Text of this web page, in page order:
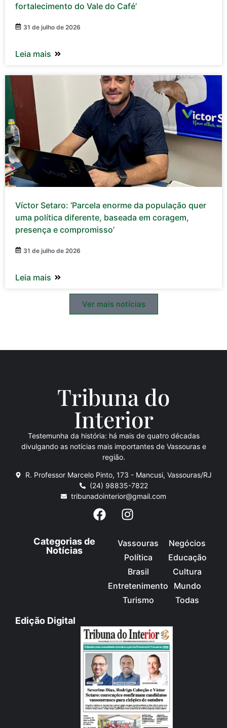
fortalecimento do Vale do Café’
31 de julho de 2026
Leia mais
Víctor Setaro: ‘Parcela enorme da população quer
uma política diferente, baseada em coragem,
presença e compromisso’
31 de julho de 2026
Leia mais
Ver mais notícias
Tribuna do
Interior
Testemunha da história: há mais de quatro décadas
divulgando as notícias mais importantes de Vassouras e
região.
R. Professor Marcelo Pinto, 173 - Mancusi, Vassouras/RJ
(24) 98835-7822
tribunadointerior@gmail.com
Categorias de
Notícias
Vassouras
Política
Brasil
Entretenimento
Turismo
Negócios
Educação
Cultura
Mundo
Todas
Edição Digital